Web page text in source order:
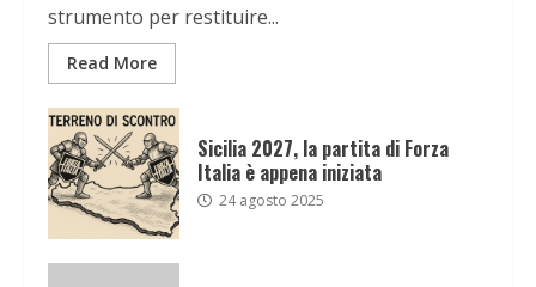
strumento per restituire...
Read More
Sicilia 2027, la partita di Forza
Italia è appena iniziata
24 agosto 2025